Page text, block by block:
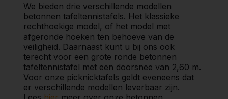
We bieden drie verschillende modellen
betonnen tafeltennistafels. Het klassieke
rechthoekige model, of het model met
afgeronde hoeken ten behoeve van de
veiligheid. Daarnaast kunt u bij ons ook
terecht voor een grote ronde betonnen
tafeltennistafel met een doorsnee van 2,60 m.
Voor onze picknicktafels geldt eveneens dat
er verschillende modellen leverbaar zijn.